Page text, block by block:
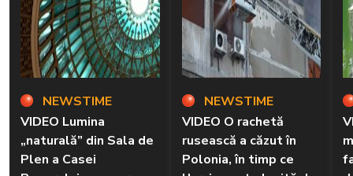
NEWSTIME
VIDEO Lumina
„naturală” din Sala de
Plen a Casei
NEWSTIME
VIDEO O rachetă
rusească a căzut în
Polonia, în timp ce